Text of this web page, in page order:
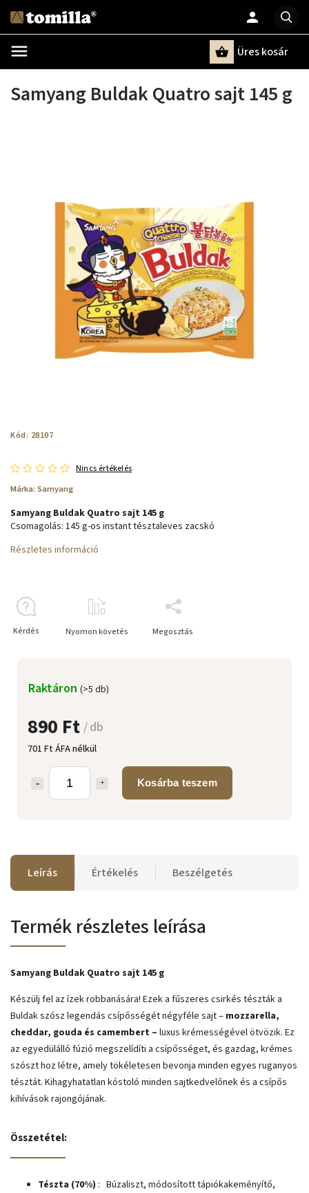
Üres kosár
Samyang Buldak Quatro sajt 145 g
Kód: 28107
Nincs értékelés
Márka: Samyang
890 Ft / db
701 Ft ÁFA nélkül
Kosárba teszem
Raktáron (>5 db)
Samyang Buldak Quatro sajt 145 g
Csomagolás: 145 g-os instant tésztaleves zacskó
Részletes információ
Kérdés Nyomon követés Megosztás
Leírás Értékelés Beszélgetés
Termék részletes leírása
Samyang Buldak Quatro sajt 145 g
Készülj fel az ízek robbanására! Ezek a fűszeres csirkés tészták a
Buldak szósz legendás csípősségét négyféle sajt – mozzarella,
cheddar, gouda és camembert – luxus krémességével ötvözik. Ez
az egyedülálló fúzió megszelídíti a csípősséget, és gazdag, krémes
szószt hoz létre, amely tökéletesen bevonja minden egyes ruganyos
tésztát. Kihagyhatatlan kóstoló minden sajtkedvelőnek és a csípős
kihívások rajongójának.
Összetétel:
Tészta (70%) : Búzaliszt, módosított tápiókakeményítő,